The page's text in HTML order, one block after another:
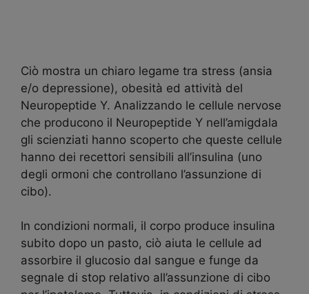
Ciò mostra un chiaro legame tra stress (ansia
e/o depressione), obesità ed attività del
Neuropeptide Y. Analizzando le cellule nervose
che producono il Neuropeptide Y nell’amigdala
gli scienziati hanno scoperto che queste cellule
hanno dei recettori sensibili all’insulina (uno
degli ormoni che controllano l’assunzione di
cibo).
In condizioni normali, il corpo produce insulina
subito dopo un pasto, ciò aiuta le cellule ad
assorbire il glucosio dal sangue e funge da
segnale di stop relativo all’assunzione di cibo